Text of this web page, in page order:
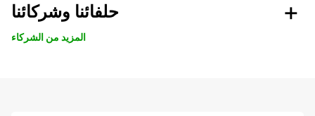
حلفائنا وشركائنا
المزيد من الشركاء